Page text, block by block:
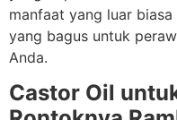
manfaat yang luar
yang bagus untuk
Anda.
Castor Oil